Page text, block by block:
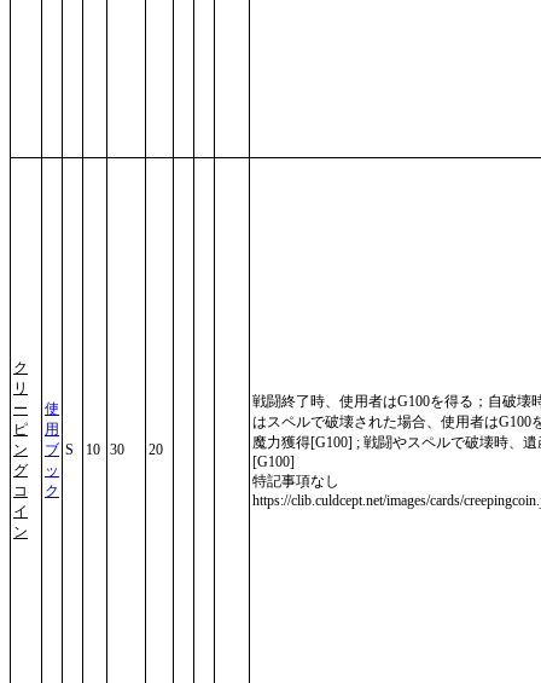
ク
リ
ー
ピ
ン
グ
コ
イ
ン
使
用
ブ
ッ
ク
S 10 30 20
戦闘終了時、使用者はG100を得る；自破壊
はスペルで破壊された場合、使用者はG100
魔力獲得[G100] ; 戦闘やスペルで破壊時、遺
[G100]
特記事項なし
https://clib.culdcept.net/images/cards/